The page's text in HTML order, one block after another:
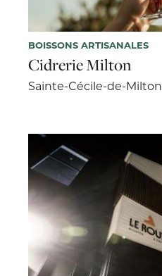
BOISSONS ARTISANALES
Cidrerie Milton
Sainte-Cécile-de-Milton